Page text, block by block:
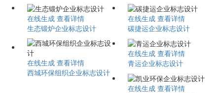
在线生成 查看详情
生态锻炉企业标志设计
在线生成 查看详情
碳捷运企业标志设计
在线生成 查看详情
西城环保组织企业标志设计
在线生成 查看详情
青运企业标志设计
在线生成 查看详情